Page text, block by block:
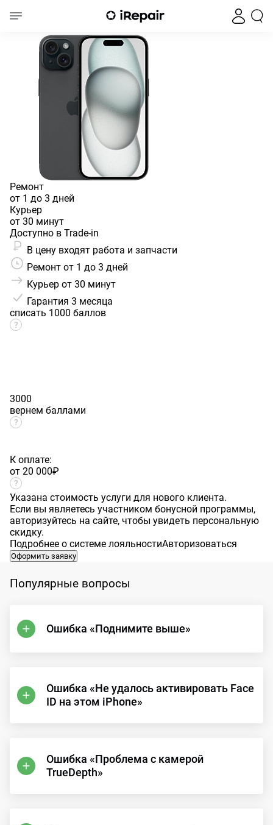
Ремонт Face iD iPhone 15
Ремонт Face iD iPhone 15
Ремонт
от 1 до 3 дней
Курьер
от 30 минут
Доступно в Trade-in
В цену входят работа и запчасти
Ремонт от 1 до 3 дней
Курьер от 30 минут
Гарантия 3 месяца
списать 1000 баллов
3000
вернем баллами
К оплате:
от 20 000₽
Указана стоимость услуги для нового клиента.
Если вы являетесь участником бонусной программы,
авторизуйтесь на сайте, чтобы увидеть персональную
скидку.
Подробнее о системе лояльностиАвторизоваться
Оформить заявку
Популярные вопросы
Ошибка «Поднимите выше»
Ошибка «Не удалось активировать Face
ID на этом iPhone»
Ошибка «Проблема с камерой
TrueDepth»